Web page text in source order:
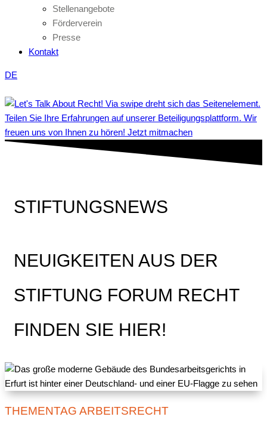
Stellenangebote
Förderverein
Presse
Kontakt
DE
Teilen Sie Ihre Erfahrungen auf unserer Beteiligungsplattform. Wir
freuen uns von Ihnen zu hören! Jetzt mitmachen
STIFTUNGSNEWS
NEUIGKEITEN AUS DER
STIFTUNG FORUM RECHT
FINDEN SIE HIER!
THEMENTAG ARBEITSRECHT